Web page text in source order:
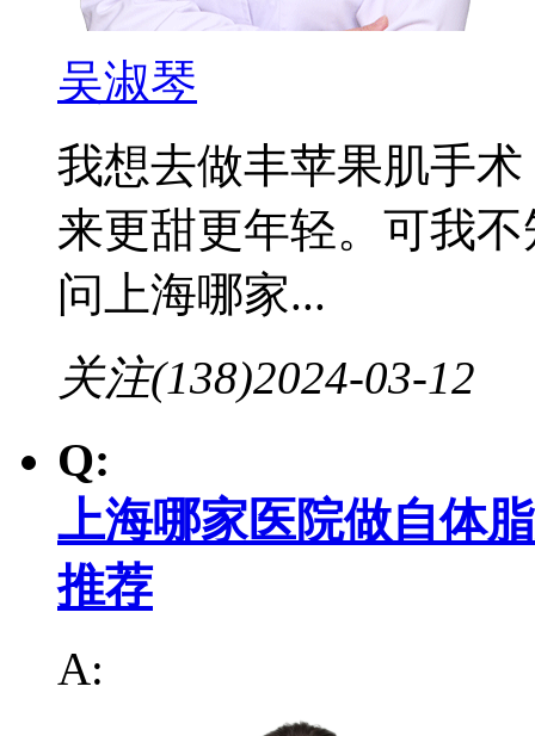
吴淑琴
我想去做丰苹果肌手
来更甜更年轻。可我
问上海哪家...
关注(138)2024-03-12
Q:
上海哪家医院做自体
推荐
A: